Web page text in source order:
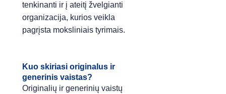
tenkinanti ir į ateitį žvelgianti
organizacija, kurios veikla
pagrįsta moksliniais tyrimais.
Kuo skiriasi originalus ir
generinis vaistas?
Originalių ir generinių vaistų